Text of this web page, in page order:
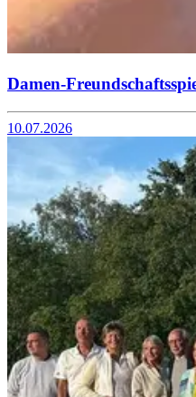
Damen-
10.07.2026